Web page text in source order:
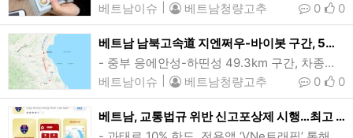
베트남이슈
베트남청량고추 0
0
베트남 남북고속道 지엔쩌우-바이봇 구간, 5일부터 통행료 징수
- 중부 응에안성-하띤성 49.3km 구간, 차종별 8.2만~31.2만동(3.2~12.3달러)- 2021년 착공, 작년 6월 전구간 개통…누적 통행량 350만여대베트남 남북고속도로 동부구간중 하나인 지엔쩌우-바이봇 고속도로는 45번 국도-응이선 구간, 응이선-지엔쩌우 구간 등과 함께 하노이 팝번고속도로부터 하띤성 득토현(Duc Tho)까지 300km에 달하는 국토 종단축을 형성하고 있다. (사진·그래픽=VnExpress/Duc Hung·Dang Hieu)[인사이드비나=다낭, 임용태 기자] 오는 5일부터 베트남 남북고속도로 …
베트남이슈
베트남청량고추 0
0
베트남, 교통법규 위반 신고포상제 시행…최고 500만동(196달러)